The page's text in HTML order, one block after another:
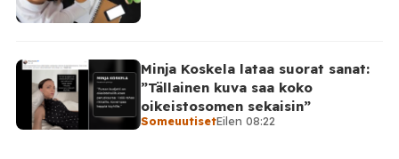
Minja Koskela lataa suorat sanat:
”Tällainen kuva saa koko
oikeistosomen sekaisin”
SomeuutisetEilen 08:22